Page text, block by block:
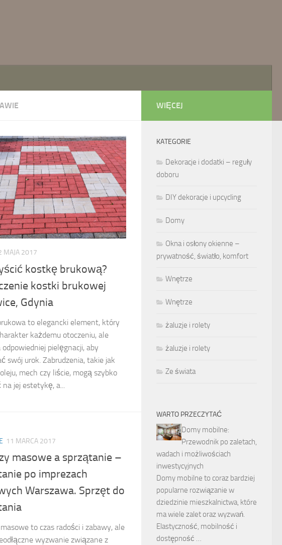
MAJA 2017
kostkę brukową?
kostki brukowej
Gdynia
to elegancki element, który
każdemu otoczeniu, ale
pielęgnacji, aby
swój urok. Zabrudzenia, takie jak
mech czy liście, mogą szybko
jej estetykę, a...
11 MARCA 2017
masowe a sprzątanie –
po imprezach
Warszawa. Sprzęt do
to czas radości i zabawy, ale
wyzwanie związane z
WIĘCEJ
KATEGORIE
Dekoracje i dodatki – reguły
doboru
DIY dekoracje i upcycling
Domy
Okna i osłony okienne –
prywatność, światło, komfort
Wnętrze
Wnętrze
żaluzje i rolety
żaluzje i rolety
Ze świata
WARTO PRZECZYTAĆ
Domy mobilne:
Przewodnik po zaletach,
wadach i możliwościach
inwestycyjnych
Domy mobilne to coraz bardziej
popularne rozwiązanie w
dziedzinie mieszkalnictwa, które
ma wiele zalet oraz wyzwań.
Elastyczność, mobilność i
dostępność …